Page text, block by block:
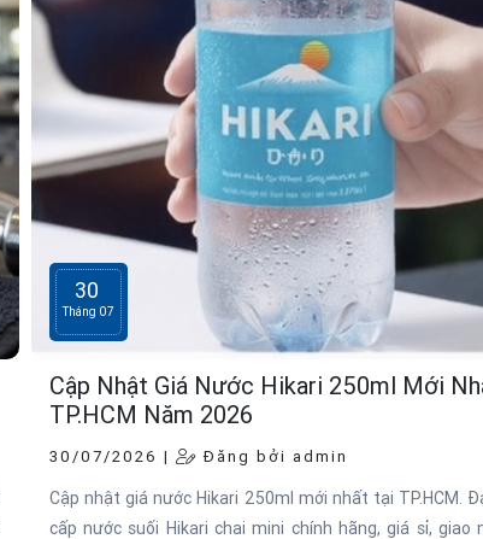
30
Tháng 07
Cập Nhật Giá Nước Hikari 250ml Mới
TP.HCM Năm 2026
30/07/2026 | Đăng bởi admin
Cập nhật giá nước Hikari 250ml mới nhất tại TP.HCM.
cấp nước suối Hikari chai mini chính hãng, giá sỉ, giao